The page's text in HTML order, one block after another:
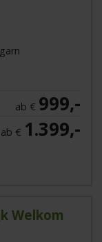
ab € 999,-
ab € 1.399,-
Welkom